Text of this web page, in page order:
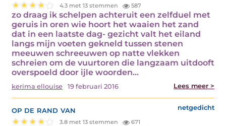
4.3 met 13 stemmen 587
zo draag ik schelpen achteruit een zelfduel met
geruis in oren wie hoort het waaien het zand
dat in een laatste dag- gezicht valt het eiland
langs mijn voeten gekneld tussen stenen
meeuwen schreeuwen op natte vlekken
schreien om de vuurtoren die langzaam uitdooft
overspoeld door ijle woorden…
kerima ellouise 19 februari 2016 Lees meer >
op de rand van netgedicht
3.8 met 13 stemmen 671